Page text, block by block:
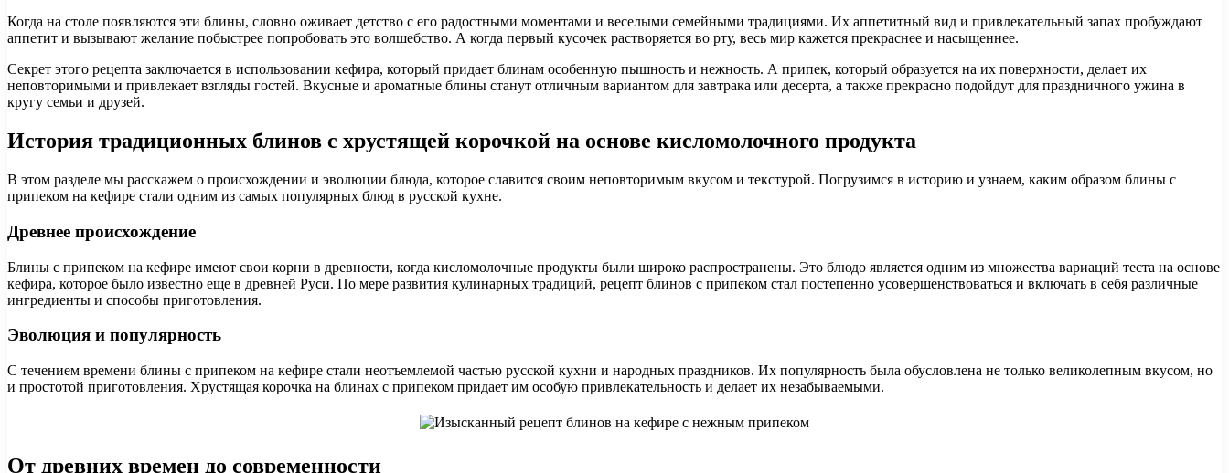
Когда на столе появляются эти блины, словно оживает детство с его радостными моментами и веселыми семейными традициями. Их аппетитный вид и привлекательный запах пробуждают
аппетит и вызывают желание побыстрее попробовать это волшебство. А когда первый кусочек растворяется во рту, весь мир кажется прекраснее и насыщеннее.
Секрет этого рецепта заключается в использовании кефира, который придает блинам особенную пышность и нежность. А припек, который образуется на их поверхности, делает их
неповторимыми и привлекает взгляды гостей. Вкусные и ароматные блины станут отличным вариантом для завтрака или десерта, а также прекрасно подойдут для праздничного ужина в
кругу семьи и друзей.
История традиционных блинов с хрустящей корочкой на основе кисломолочного продукта
В этом разделе мы расскажем о происхождении и эволюции блюда, которое славится своим неповторимым вкусом и текстурой. Погрузимся в историю и узнаем, каким образом блины с
припеком на кефире стали одним из самых популярных блюд в русской кухне.
Древнее происхождение
Блины с припеком на кефире имеют свои корни в древности, когда кисломолочные продукты были широко распространены. Это блюдо является одним из множества вариаций теста на основе
кефира, которое было известно еще в древней Руси. По мере развития кулинарных традиций, рецепт блинов с припеком стал постепенно усовершенствоваться и включать в себя различные
ингредиенты и способы приготовления.
Эволюция и популярность
С течением времени блины с припеком на кефире стали неотъемлемой частью русской кухни и народных праздников. Их популярность была обусловлена не только великолепным вкусом, но
и простотой приготовления. Хрустящая корочка на блинах с припеком придает им особую привлекательность и делает их незабываемыми.
От древних времен до современности